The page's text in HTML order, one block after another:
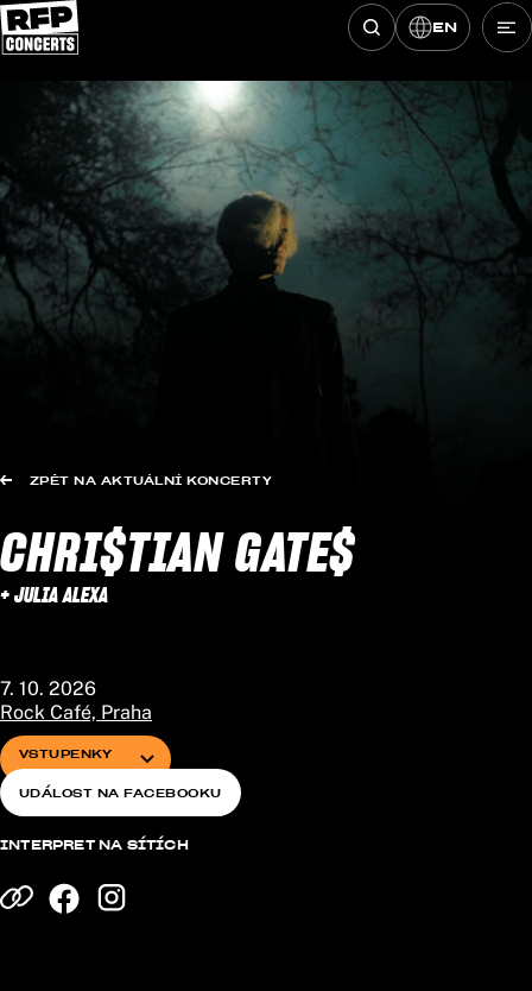
Přeskočit na obsah
Hledat koncerty
EN
ZPĚT NA AKTUÁLNÍ KONCERTY
CHRI$TIAN GATE$
+ JULIA ALEXA
7. 10. 2026
Rock Café, Praha
VSTUPENKY
UDÁLOST NA FACEBOOKU
INTERPRET NA SÍTÍCH